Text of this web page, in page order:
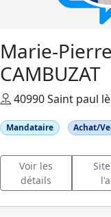
Marie-
CAMBUZAT
40990 Saint paul
Mandataire Achat/
Voir les
détails